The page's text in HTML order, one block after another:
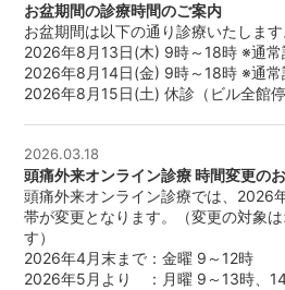
お盆期間の診療時間のご案内
お盆期間は以下の通り診療いたします
2026年8月13日(木) 9時～18時 ※通常
2026年8月14日(金) 9時～18時 ※通常
2026年8月15日(土) 休診（ビル全館停
2026.03.18
頭痛外来オンライン診療 時間変更の
頭痛外来オンライン診療では、2026
帯が変更となります。（変更の対象
す）
2026年4月末まで：金曜 9～12時
2026年5月より ：月曜 9～13時、